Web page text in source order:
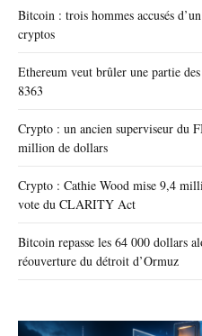
Bitcoin : trois hommes accusés
cryptos
Ethereum veut brûler une partie
8363
Crypto : un ancien superviseur du
million de dollars
Crypto : Cathie Wood mise 9,4
vote du CLARITY Act
Bitcoin repasse les 64 000 dollars
réouverture du détroit d’Ormuz